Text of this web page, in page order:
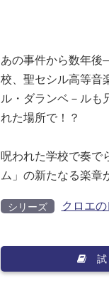
あの事件から数年
校、聖セシル高等音
ル・ダランベ－ルも
れた場所で！？
呪われた学校で奏
ム」の新たなる楽章
シリーズ クロエ
試